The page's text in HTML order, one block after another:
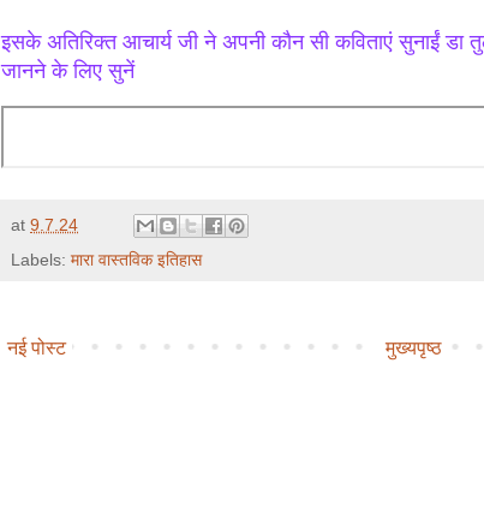
इसके अतिरिक्त आचार्य जी ने अपनी कौन सी कविताएं सुनाईं डा
जानने के लिए सुनें
at 9.7.24
Labels: मारा वास्तविक इतिहास
नई पोस्ट मुख्यपृष्ठ